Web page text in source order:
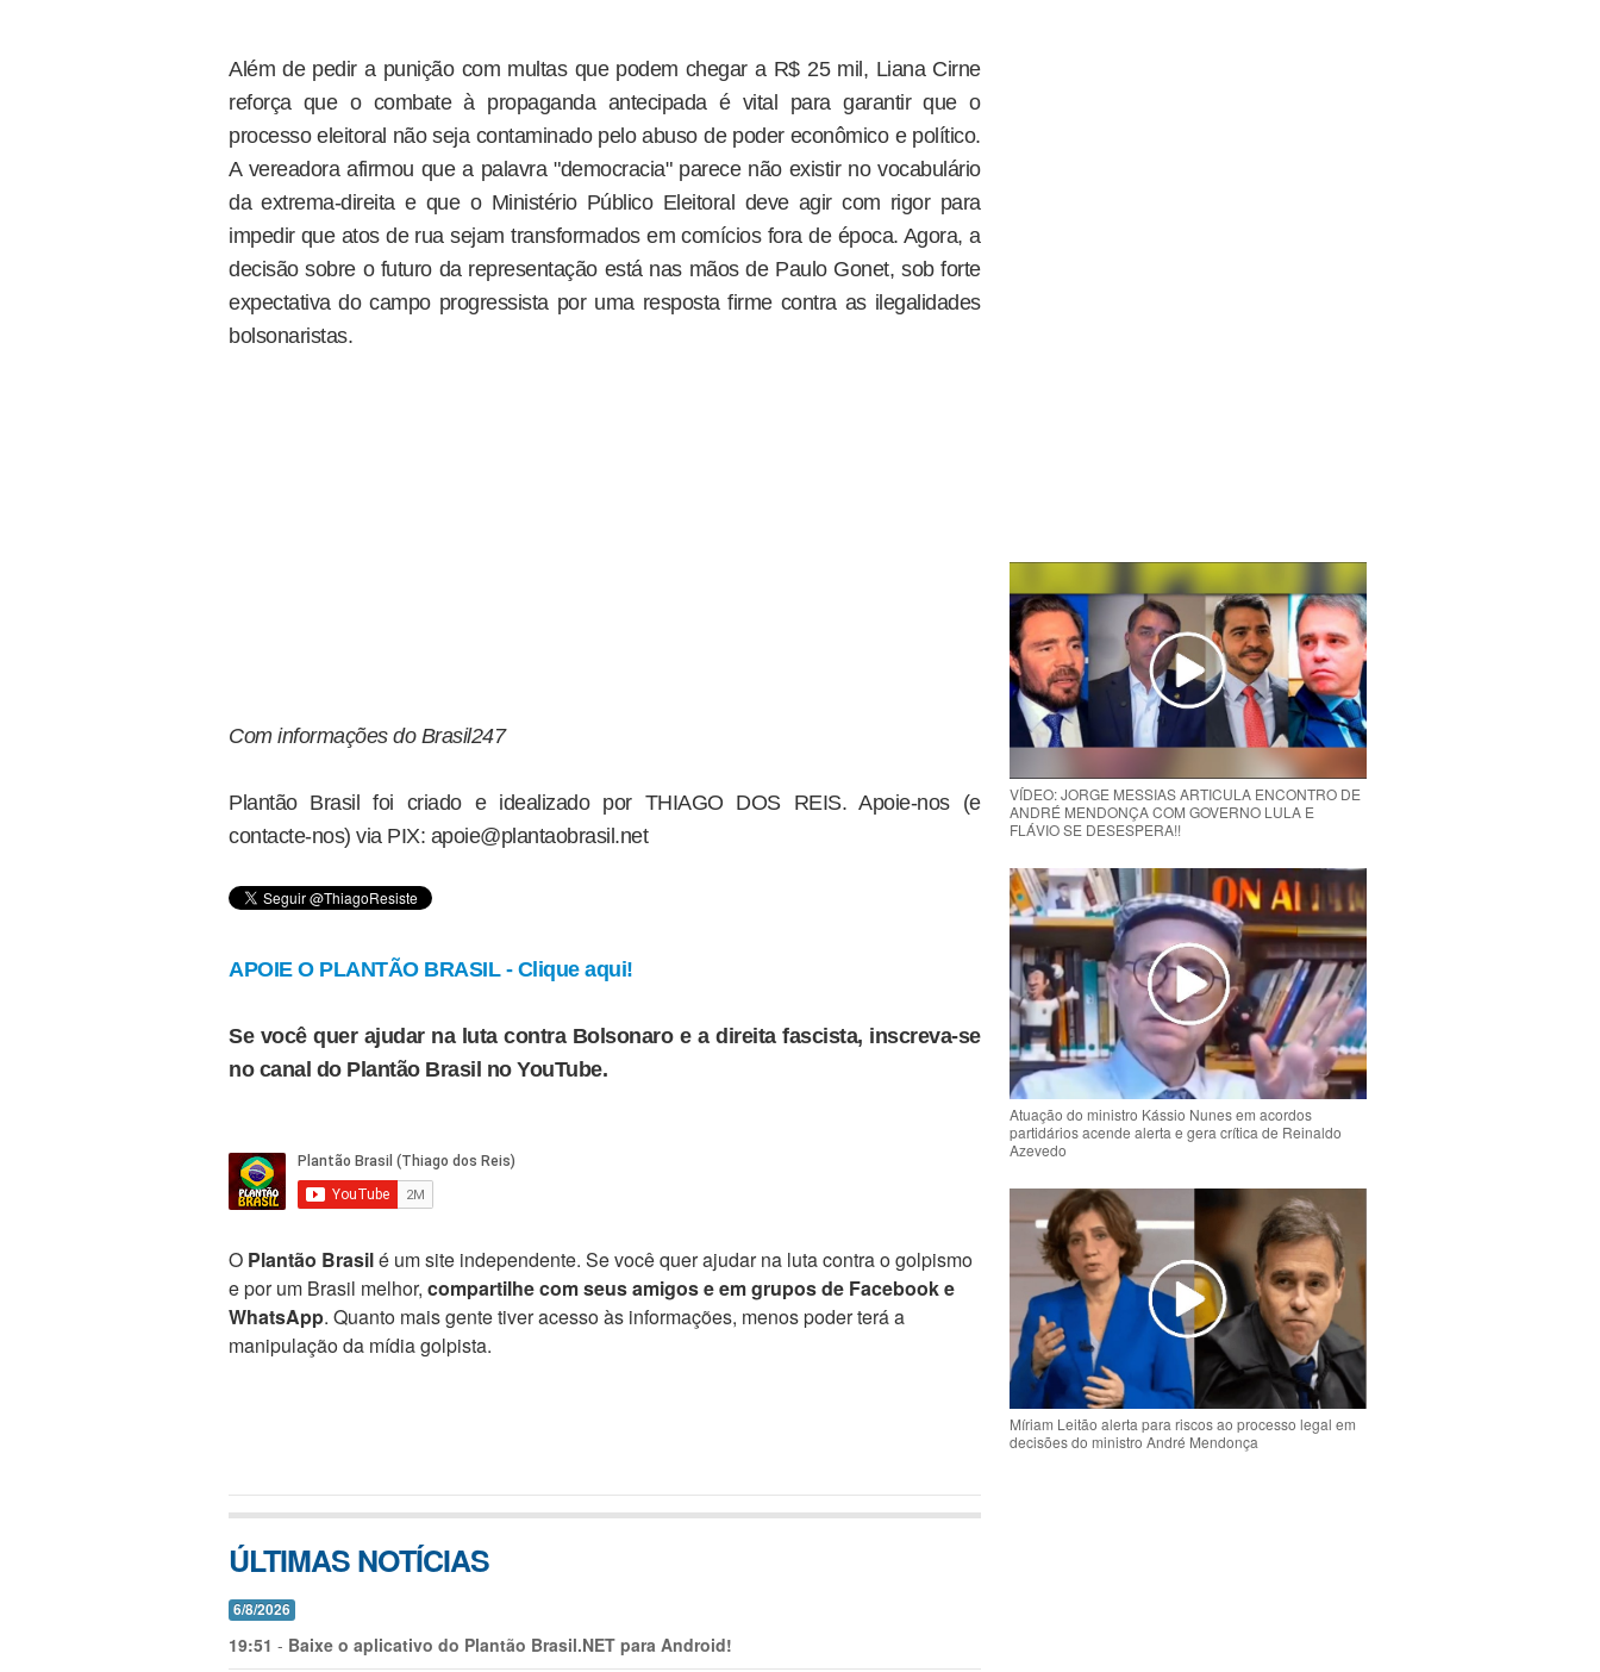
Além de pedir a punição com multas que podem chegar a R$ 25 mil, Liana Cirne
reforça que o combate à propaganda antecipada é vital para garantir que o
processo eleitoral não seja contaminado pelo abuso de poder econômico e político.
A vereadora afirmou que a palavra "democracia" parece não existir no vocabulário
da extrema-direita e que o Ministério Público Eleitoral deve agir com rigor para
impedir que atos de rua sejam transformados em comícios fora de época. Agora, a
decisão sobre o futuro da representação está nas mãos de Paulo Gonet, sob forte
expectativa do campo progressista por uma resposta firme contra as ilegalidades
bolsonaristas.
Com informações do Brasil247
Plantão Brasil foi criado e idealizado por THIAGO DOS REIS. Apoie-nos (e
contacte-nos) via PIX: apoie@plantaobrasil.net
APOIE O PLANTÃO BRASIL - Clique aqui!
Se você quer ajudar na luta contra Bolsonaro e a direita fascista, inscreva-se
no canal do Plantão Brasil no YouTube.
O Plantão Brasilé um site independente. Se você quer ajudar na luta contra o golpismo
e por um Brasil melhor, compartilhe com seus amigos e em grupos de Facebook e
WhatsApp. Quanto mais gente tiver acesso às informações, menos poder terá a
manipulação da mídia golpista.
ÚLTIMAS NOTÍCIAS
6/8/2026
19:51 - Baixe o aplicativo do Plantão Brasil.NET para Android!
VÍDEO: JORGE MESSIAS ARTICULA ENCONTRO DE
ANDRÉ MENDONÇA COM GOVERNO LULA E
FLÁVIO SE DESESPERA!!
Atuação do ministro Kássio Nunes em acordos
partidários acende alerta e gera crítica de Reinaldo
Azevedo
Míriam Leitão alerta para riscos ao processo legal em
decisões do ministro André Mendonça